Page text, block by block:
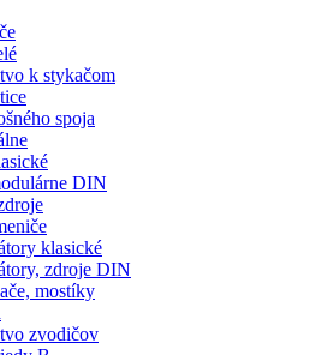
k stykačom
spoja
DIN
klasické
zdroje DIN
mostíky
zvodičov